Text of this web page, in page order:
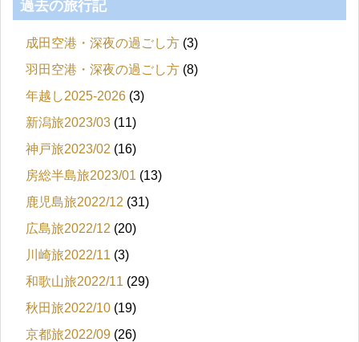
過去の旅行記
成田空港・深夜の過ごし方 (3)
羽田空港・深夜の過ごし方 (8)
年越し2025-2026 (3)
新潟旅2023/03 (11)
神戸旅2023/02 (16)
房総半島旅2023/01 (13)
鹿児島旅2022/12 (31)
広島旅2022/12 (20)
川崎旅2022/11 (3)
和歌山旅2022/11 (29)
秋田旅2022/10 (19)
京都旅2022/09 (26)